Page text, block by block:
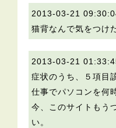
2013-03-21
猫背なんで気をつけ
2013-03-21
症状のうち、５項目
仕事でパソコンを何
今、このサイトもう
い。